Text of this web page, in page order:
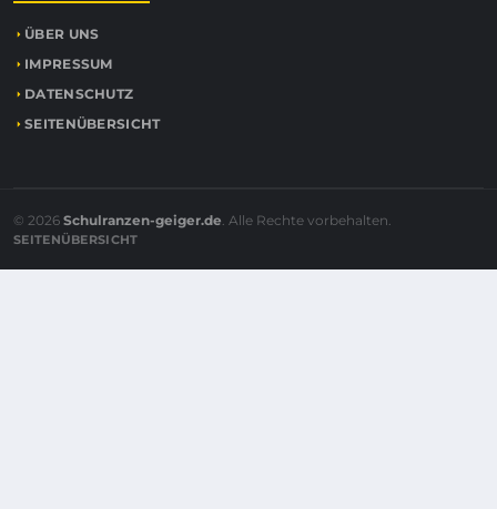
ÜBER UNS
IMPRESSUM
DATENSCHUTZ
SEITENÜBERSICHT
© 2026 Schulranzen-geiger.de. Alle Rechte vorbehalten.
SEITENÜBERSICHT